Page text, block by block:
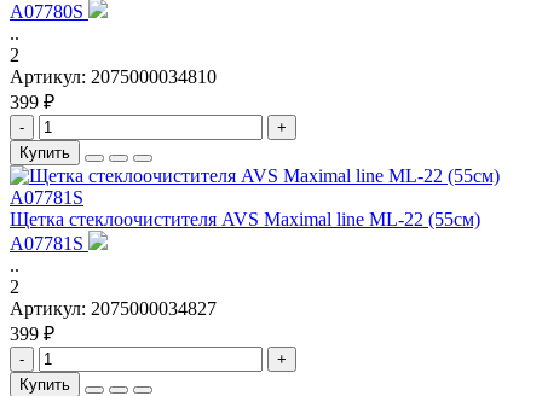
A07780S
..
2
Артикул: 2075000034810
399 ₽
-
+
Купить
Щетка стеклоочистителя AVS Maximal line ML-22 (55см)
A07781S
..
2
Артикул: 2075000034827
399 ₽
-
+
Купить